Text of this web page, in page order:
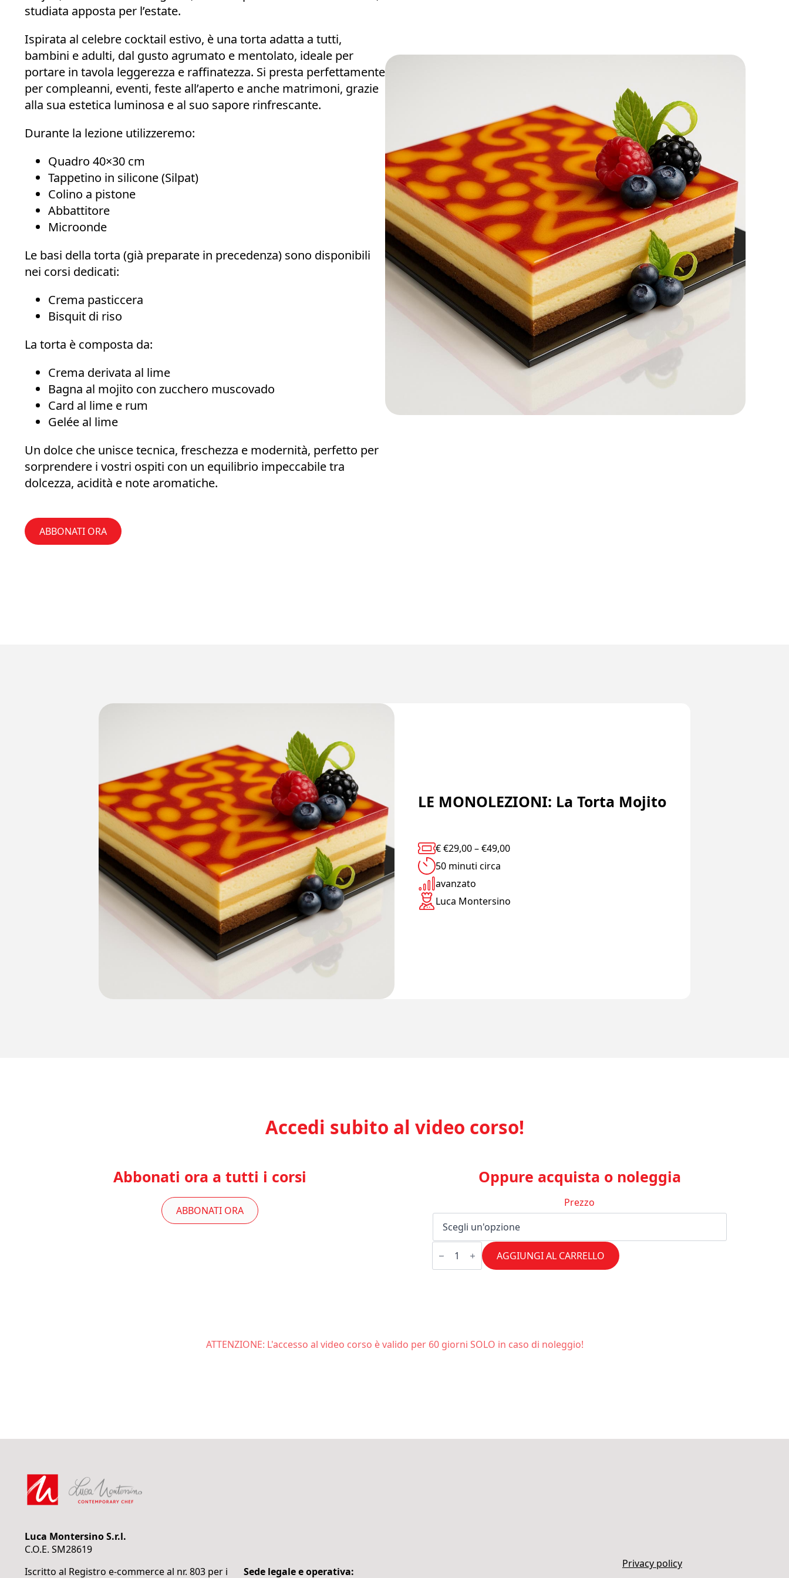
studiata apposta per l’estate.
Ispirata al celebre cocktail estivo, è una torta adatta a tutti,
bambini e adulti, dal gusto agrumato e mentolato, ideale per
portare in tavola leggerezza e raffinatezza. Si presta perfettamente
per compleanni, eventi, feste all’aperto e anche matrimoni, grazie
alla sua estetica luminosa e al suo sapore rinfrescante.
Durante la lezione utilizzeremo:
Quadro 40×30 cm
Tappetino in silicone (Silpat)
Colino a pistone
Abbattitore
Microonde
Le basi della torta (già preparate in precedenza) sono disponibili
nei corsi dedicati:
Crema pasticcera
Bisquit di riso
La torta è composta da:
Crema derivata al lime
Bagna al mojito con zucchero muscovado
Card al lime e rum
Gelée al lime
Un dolce che unisce tecnica, freschezza e modernità, perfetto per
sorprendere i vostri ospiti con un equilibrio impeccabile tra
dolcezza, acidità e note aromatiche.
ABBONATI ORA
LE MONOLEZIONI: La Torta Mojito
€€29,00–€49,00
50 minuti circa
avanzato
Luca Montersino
Accedi subito al video corso!
Abbonati ora a tutti i corsi
ABBONATI ORA
Oppure acquista o noleggia
Prezzo
LE
MONOLEZIONI:
Torta
AGGIUNGI AL CARRELLO
ATTENZIONE: L'accesso al video corso è valido per 60 giorni SOLO in caso di noleggio!
Luca Montersino S.r.l.
C.O.E. SM28619
Iscritto al Registro e-commerce al nr. 803 per i
Sede legale e operativa:
Privacy policy